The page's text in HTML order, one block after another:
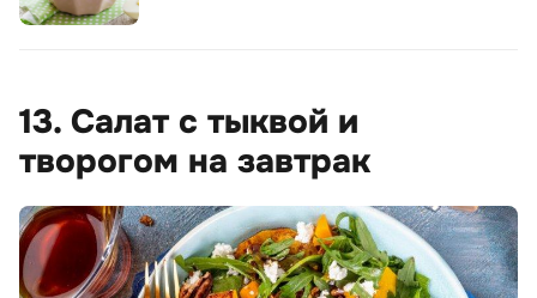
13. Салат с тыквой и
творогом на завтрак